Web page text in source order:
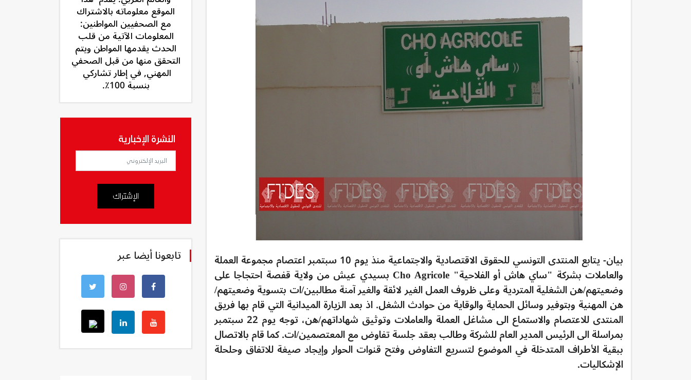
بيان- يتابع المنتدى التونسي للحقوق الاقتصادية والاجتماعية منذ يوم 10 سبتمبر اعتصام مجموعة العملة
والعاملات بشركة "ساي هاش أو الفلاحية" Cho Agricole بسيدي عيش من ولاية قفصة احتجاجا على
وضعيتهم/هن الشغلية المتردية وعلى ظروف العمل الغير لائقة والغير آمنة مطالبين/ات بتسوية وضعيتهم/
هن المهنية وبتوفير وسائل الحماية والوقاية من حوادث الشغل. اذ بعد الزيارة الميدانية التي قام بها فريق
المنتدى للاعتصام والاستماع الى مشاغل العملة والعاملات وتوثيق شهاداتهم/هن، توجه يوم 22 سبتمبر
بمراسلة الى الرئيس المدير العام للشركة وطالب بعقد جلسة تفاوض مع المعتصمين/ات. كما قام بالاتصال
ببقية الأطراف المتدخلة في الموضوع لتسريع التفاوض وفتح قنوات الحوار وإيجاد صيغة للاتفاق وحلحلة
الإشكاليات.
الموقع معلوماته بالاشتراك
مع الصحفيين المواطنين:
المعلومات الآتية من قلب
الحدث يقدمها المواطن ويتم
التحقق منها من قبل الصحفي
المهني, في إطار تشاركي
بنسبة 100٪.
النشرة الإخبارية
الإشتراك
تابعونا أيضا عبر